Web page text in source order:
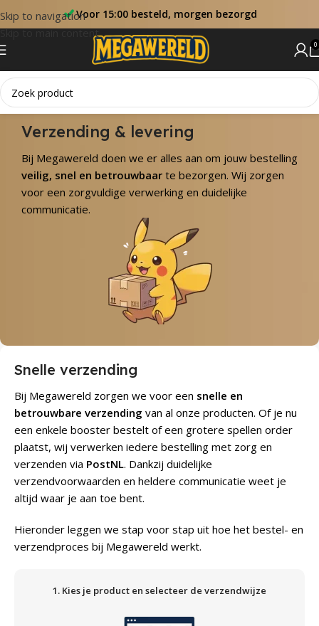
Skip to navigation
Skip to main content
Voor 15:00 besteld, morgen bezorgd
0
Verzending & levering
Bij Megawereld doen we er alles aan om jouw bestelling
veilig, snel en betrouwbaar te bezorgen. Wij zorgen
voor een zorgvuldige verwerking en duidelijke
communicatie.
Snelle verzending
Bij Megawereld zorgen we voor een snelle en
betrouwbare verzending van al onze producten. Of je nu
een enkele booster bestelt of een grotere spellen order
plaatst, wij verwerken iedere bestelling met zorg en
verzenden via PostNL. Dankzij duidelijke
verzendvoorwaarden en heldere communicatie weet je
altijd waar je aan toe bent.
Hieronder leggen we stap voor stap uit hoe het bestel- en
verzendproces bij Megawereld werkt.
1. Kies je product en selecteer de verzendwijze